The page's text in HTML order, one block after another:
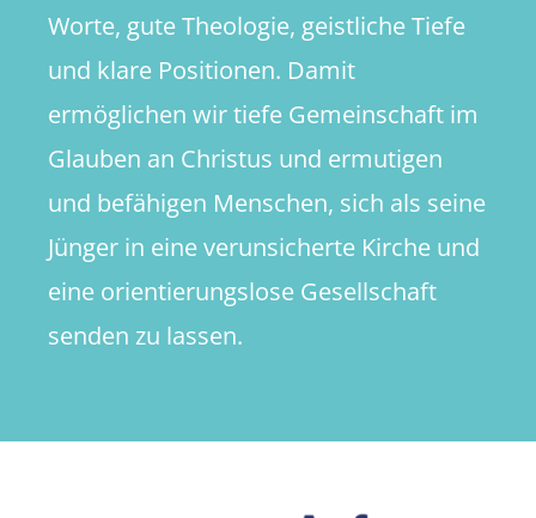
Worte, gute Theologie, geistliche Tiefe
und klare Positionen. Damit
ermöglichen wir tiefe Gemeinschaft im
Glauben an Christus und ermutigen
und befähigen Menschen, sich als seine
Jünger in eine verunsicherte Kirche und
eine orientierungslose Gesellschaft
senden zu lassen.